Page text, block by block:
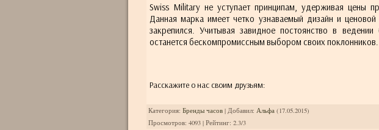
Swiss Military не уступает принципам, удерживая цены
Данная марка имеет четко узнаваемый дизайн и
закрепился. Учитывая завидное постоянство в
останется бескомпромиссным выбором своих поклонников.
Расскажите о нас своим друзьям:
Категория: Бренды часов| Добавил: Альфа(17.05.2015)
Просмотров: 4093 | Рейтинг: 2.3/3